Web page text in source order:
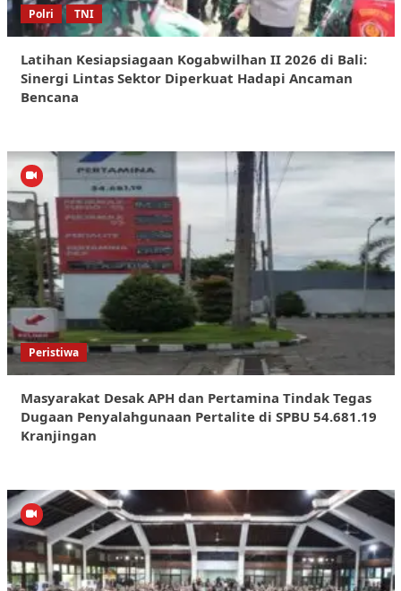
Polri TNI
Latihan Kesiapsiagaan Kogabwilhan II 2026 di Bali:
Sinergi Lintas Sektor Diperkuat Hadapi Ancaman
Bencana
Peristiwa
Masyarakat Desak APH dan Pertamina Tindak Tegas
Dugaan Penyalahgunaan Pertalite di SPBU 54.681.19
Kranjingan